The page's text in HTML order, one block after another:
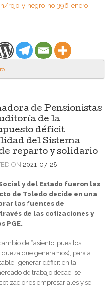
rojo-y-negro-no-396-enero-
.
de Pensionistas
de la
déficit
del Sistema
reparto y solidario
ON 2021-07-28
y del Estado fueron las
de Toledo decide en una
las fuentes de
de las cotizaciones y
PGE.
de “asiento, pues los
que generamos), para a
generar déficit en la
de trabajo decae, se
empresariales y se